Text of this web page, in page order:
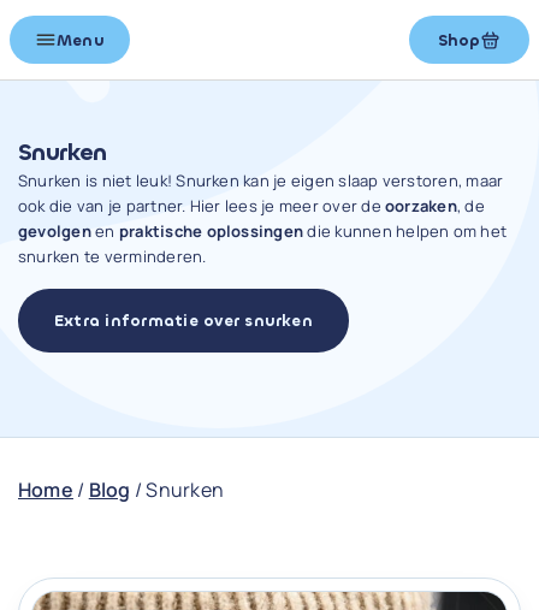
Menu Shop
Snurken
Snurken is niet leuk! Snurken kan je eigen slaap verstoren, maar
ook die van je partner. Hier lees je meer over deoorzaken, de
gevolgenen praktische oplossingendie kunnen helpen om het
snurken te verminderen.
Extra informatie over snurken
Home / Blog /Snurken